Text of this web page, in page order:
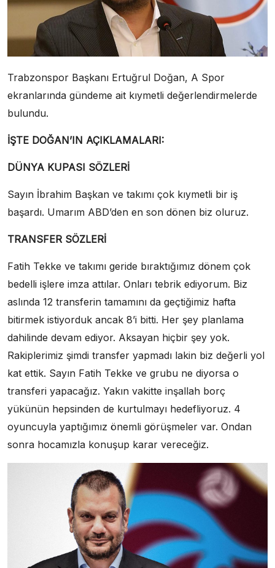
Trabzonspor Başkanı Ertuğrul Doğan, A Spor
ekranlarında gündeme ait kıymetli değerlendirmelerde
bulundu.
İŞTE DOĞAN’IN AÇIKLAMALARI:
DÜNYA KUPASI SÖZLERİ
Sayın İbrahim Başkan ve takımı çok kıymetli bir iş
başardı. Umarım ABD’den en son dönen biz oluruz.
TRANSFER SÖZLERİ
Fatih Tekke ve takımı geride bıraktığımız dönem çok
bedelli işlere imza attılar. Onları tebrik ediyorum. Biz
aslında 12 transferin tamamını da geçtiğimiz hafta
bitirmek istiyorduk ancak 8’i bitti. Her şey planlama
dahilinde devam ediyor. Aksayan hiçbir şey yok.
Rakiplerimiz şimdi transfer yapmadı lakin biz değerli yol
kat ettik. Sayın Fatih Tekke ve grubu ne diyorsa o
transferi yapacağız. Yakın vakitte inşallah borç
yükünün hepsinden de kurtulmayı hedefliyoruz. 4
oyuncuyla yaptığımız önemli görüşmeler var. Ondan
sonra hocamızla konuşup karar vereceğiz.